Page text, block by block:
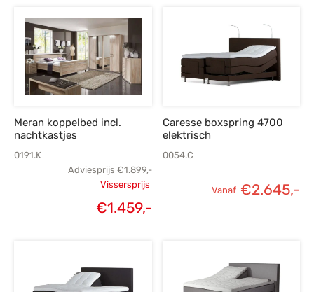
Meran koppelbed incl.
nachtkastjes
0191.K
Adviesprijs €1.899,-
Oorspronkelijke
Vissersprijs
€1.459,-
Caresse boxspring 4700
elektrisch
0054.C
Vanaf €2.645,-